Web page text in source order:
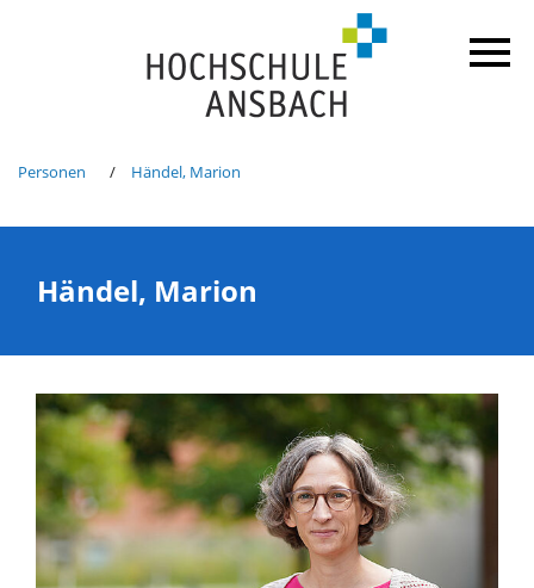
Personen Händel, Marion
Händel, Marion